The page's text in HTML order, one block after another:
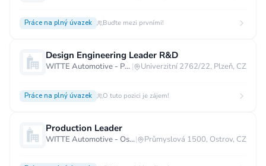
Práce na plný úvazek Buďte mezi prvními!
Design Engineering Leader R&D
WITTE Automotive - Plzeň | Univerzitní 2762/22, Plzeň, CZ
Práce na plný úvazek O tuto pozici je zájem!
Production Leader
WITTE Automotive - Ostrov| Průmyslová 1500, Ostrov, CZ